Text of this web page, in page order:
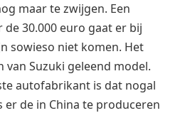
maar te zwijgen. Een
30.000 euro gaat er bij
sowieso niet komen. Het
Suzuki geleend model.
autofabrikant is dat nogal
er de in China te produceren